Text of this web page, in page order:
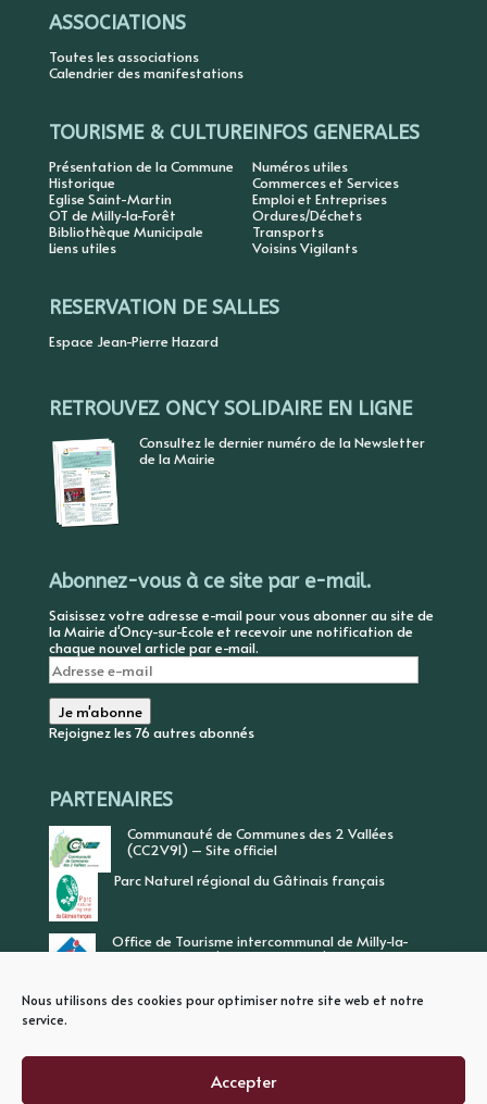
Nous utilisons des cookies pour optimiser notre site web et notre
service.
Accepter
ASSOCIATIONS
Toutes les associations
Calendrier des manifestations
TOURISME & CULTURE
Présentation de la Commune
Historique
Eglise Saint-Martin
OT de Milly-la-Forêt
Bibliothèque Municipale
Liens utiles
INFOS GENERALES
Numéros utiles
Commerces et Services
Emploi et Entreprises
Ordures/Déchets
Transports
Voisins Vigilants
RESERVATION DE SALLES
Espace Jean-Pierre Hazard
RETROUVEZ ONCY SOLIDAIRE EN LIGNE
Consultez le dernier numéro de la Newsletter
de la Mairie
Abonnez-vous à ce site par e-mail.
Saisissez votre adresse e-mail pour vous abonner au site de
la Mairie d'Oncy-sur-Ecole et recevoir une notification de
chaque nouvel article par e-mail.
Adresse
e-
mail
Je m'abonne
Rejoignez les 76 autres abonnés
PARTENAIRES
Communauté de Communes des 2 Vallées
(CC2V91) – Site officiel
Parc Naturel régional du Gâtinais français
Office de Tourisme intercommunal de Milly-la-
Forêt, Vallée de l’Ecole, Vallée de l’Essonne